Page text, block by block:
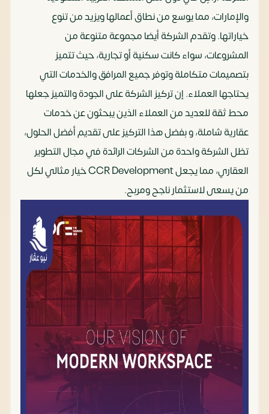
والإمارات، مما يوسع من نطاق أعمالها ويزيد من تنوع
خياراتها. وتقدم الشركة أيضا مجموعة متنوعة من
المشروعات، سواء كانت سكنية أو تجارية، حيث تتميز
بتصميمات متكاملة وتوفر جميع المرافق والخدمات التي
يحتاجها العملاء. إن تركيز الشركة على الجودة والتميز جعلها
محط ثقة للعديد من العملاء الذين يبحثون عن خدمات
عقارية شاملة، و بفضل هذا التركيز على تقديم أفضل الحلول،
تظل الشركة واحدة من الشركات الرائدة في مجال التطوير
العقاري، مما يجعل CCR Development خيار مثالي لكل
من يسعى لاستثمار ناجح ومربح.